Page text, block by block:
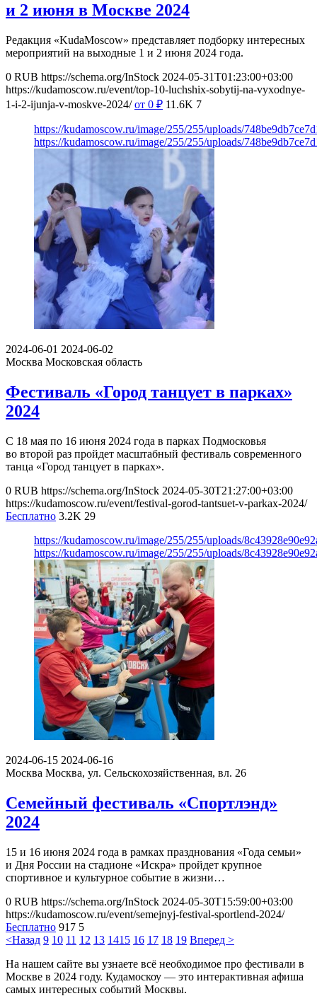
и 2 июня в Москве 2024
Редакция «KudaMoscow» представляет подборку интересных
мероприятий на выходные 1 и 2 июня 2024 года.
0 RUB https://schema.org/InStock 2024-05-31T01:23:00+03:00
https://kudamoscow.ru/event/top-10-luchshix-sobytij-na-vyxodnye-
1-i-2-ijunja-v-moskve-2024/ от 0 ₽ 11.6K 7
https://kudamoscow.ru/image/255/255/uploads/
https://kudamoscow.ru/image/255/255/uploads/
2024-06-01 2024-06-02
Москва Московская область
Фестиваль «Город танцует в парках»
2024
С 18 мая по 16 июня 2024 года в парках Подмосковья
во второй раз пройдет масштабный фестиваль современного
танца «Город танцует в парках».
0 RUB https://schema.org/InStock 2024-05-30T21:27:00+03:00
https://kudamoscow.ru/event/festival-gorod-tantsuet-v-parkax-2024/
Бесплатно 3.2K 29
https://kudamoscow.ru/image/255/255/uploads/
https://kudamoscow.ru/image/255/255/uploads/
2024-06-15 2024-06-16
Москва Москва, ул. Сельскохозяйственная, вл. 26
Семейный фестиваль «Спортлэнд»
2024
15 и 16 июня 2024 года в рамках празднования «Года семьи»
и Дня России на стадионе «Искра» пройдет крупное
спортивное и культурное событие в жизни…
0 RUB https://schema.org/InStock 2024-05-30T15:59:00+03:00
https://kudamoscow.ru/event/semejnyj-festival-sportlend-2024/
Бесплатно 917 5
<Назад 9 10 11 12 13 1415 16 17 18 19 Вперед >
На нашем сайте вы узнаете всё необходимое про фестивали в
Москве в 2024 году. Кудамоскоу — это интерактивная афиша
самых интересных событий Москвы.